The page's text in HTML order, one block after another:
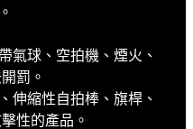
氣球、空拍機、煙火、
罰。
伸縮性自拍棒、旗桿、
性的產品。